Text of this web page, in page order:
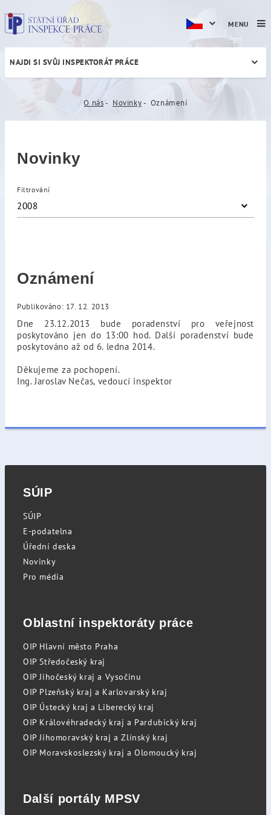
Oznámení
NAJDI SI SVŮJ INSPEKTORÁT PRÁCE
O nás Novinky Oznámení
Novinky
Filtrování
2008
Oznámení
Publikováno: 17. 12. 2013
Dne 23.12.2013 bude poradenství pro veřejnost
poskytováno jen do 13:00 hod. Další poradenství bude
poskytováno až od 6. ledna 2014.
Děkujeme za pochopení.
Ing. Jaroslav Nečas, vedoucí inspektor
MENU
SÚIP
SÚIP
E-podatelna
Úřední deska
Novinky
Pro média
Oblastní inspektoráty práce
OIP Hlavní město Praha
OIP Středočeský kraj
OIP Jihočeský kraj a Vysočinu
OIP Plzeňský kraj a Karlovarský kraj
OIP Ústecký kraj a Liberecký kraj
OIP Královéhradecký kraj a Pardubický kraj
OIP Jihomoravský kraj a Zlínský kraj
OIP Moravskoslezský kraj a Olomoucký kraj
Další portály MPSV